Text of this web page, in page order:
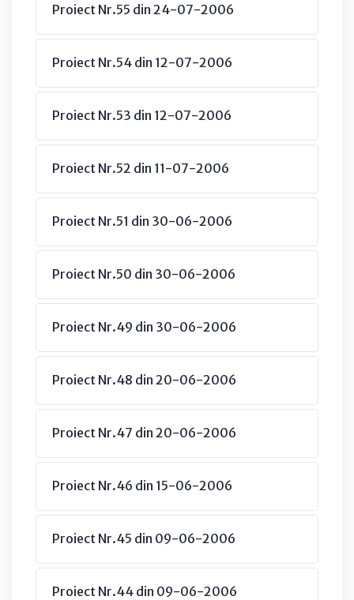
Proiect Nr.55 din 24-07-2006
Proiect Nr.54 din 12-07-2006
Proiect Nr.53 din 12-07-2006
Proiect Nr.52 din 11-07-2006
Proiect Nr.51 din 30-06-2006
Proiect Nr.50 din 30-06-2006
Proiect Nr.49 din 30-06-2006
Proiect Nr.48 din 20-06-2006
Proiect Nr.47 din 20-06-2006
Proiect Nr.46 din 15-06-2006
Proiect Nr.45 din 09-06-2006
Proiect Nr.44 din 09-06-2006